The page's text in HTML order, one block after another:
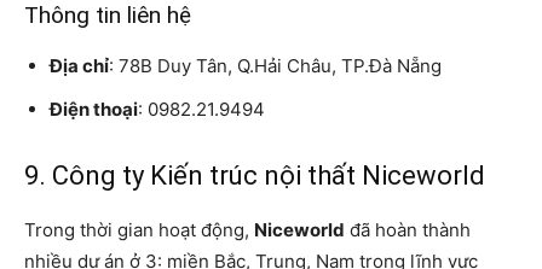
Thông tin liên hệ
Địa chỉ: 78B Duy Tân, Q.Hải Châu, TP.Đà Nẵng
Điện thoại: 0982.21.9494
9. Công ty Kiến trúc nội thất Niceworld
Trong thời gian hoạt động, Niceworld đã hoàn thành
nhiều dự án ở 3: miền Bắc, Trung, Nam trong lĩnh vực